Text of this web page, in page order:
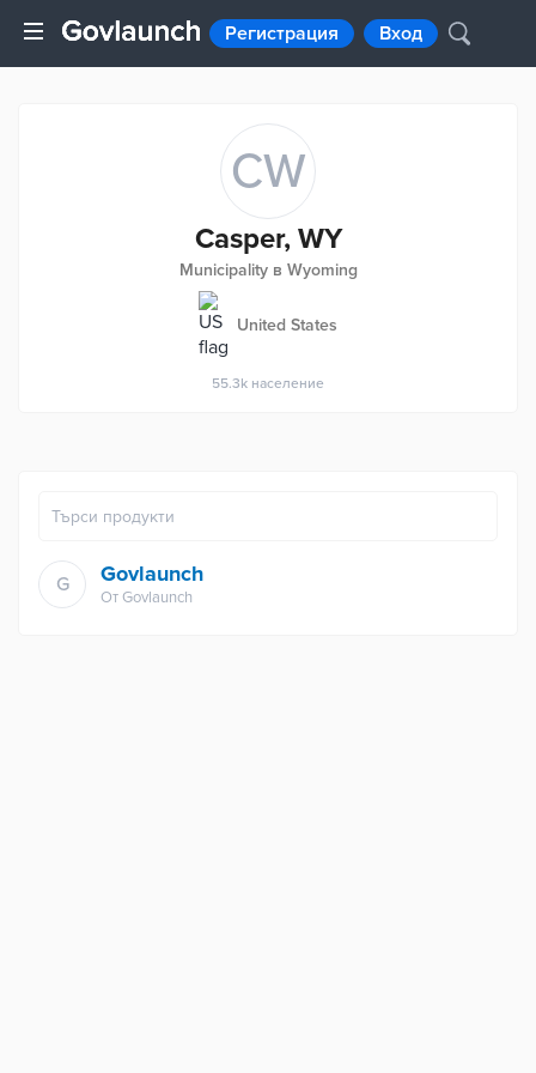
Регистрация Вход
CW
Casper, WY
Municipality в Wyoming
United States
55.3k население
G Govlaunch
ОтGovlaunch